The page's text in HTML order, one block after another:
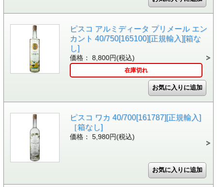
ピスコ アルミディータ プリメール エン
カント 40/750[165100][正規輸入][箱な
し]
価格： 8,800円(税込)
在庫切れ
ピスコ ワカ 40/700[161787][正規輸入]
［箱なし]
価格： 5,980円(税込)